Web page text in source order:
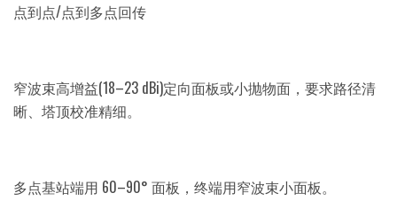
点到点/点到多点回传
窄波束高增益(18–23 dBi)定向面板或小抛物面，要求路径清
晰、塔顶校准精细。
多点基站端用 60–90° 面板，终端用窄波束小面板。